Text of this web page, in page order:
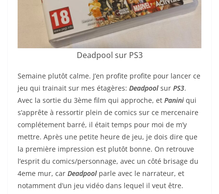
Deadpool sur PS3
Semaine plutôt calme. J’en profite profite pour lancer ce
jeu qui trainait sur mes étagères: Deadpool sur PS3.
Avec la sortie du 3ème film qui approche, et Panini qui
s’apprête à ressortir plein de comics sur ce mercenaire
complétement barré, il était temps pour moi de m’y
mettre. Après une petite heure de jeu, je dois dire que
la première impression est plutôt bonne. On retrouve
l’esprit du comics/personnage, avec un côté brisage du
4eme mur, car Deadpool parle avec le narrateur, et
notamment d’un jeu vidéo dans lequel il veut être.